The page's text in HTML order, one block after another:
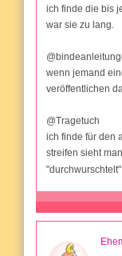
ich finde die bis
war sie zu lang.
wenn jemand
veröffentlichen
@Tragetuch
ich finde für den
streifen sieht